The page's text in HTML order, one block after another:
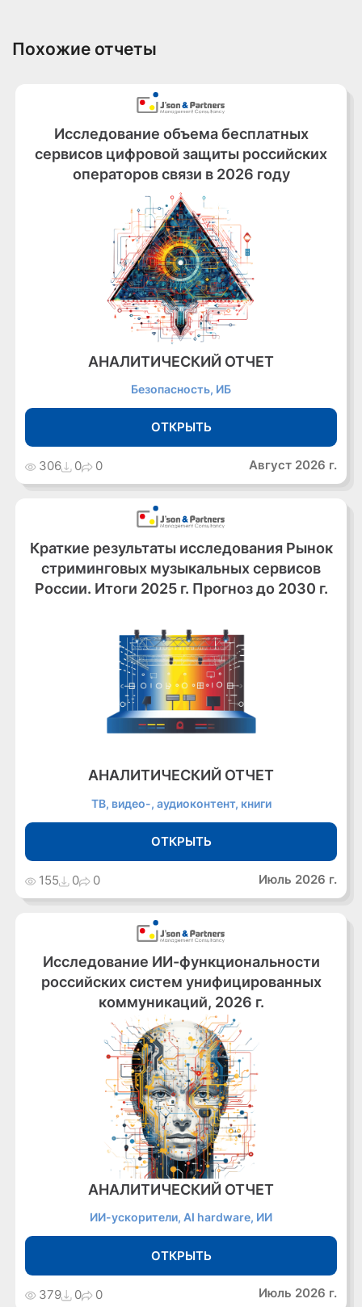
Похожие отчеты
Исследование объема бесплатных
сервисов цифровой защиты российских
операторов связи в 2026 году
АНАЛИТИЧЕСКИЙ ОТЧЕТ
Безопасность, ИБ
ОТКРЫТЬ
306 0 0 Август 2026 г.
Краткие результаты исследования Рынок
стриминговых музыкальных сервисов
России. Итоги 2025 г. Прогноз до 2030 г.
АНАЛИТИЧЕСКИЙ ОТЧЕТ
ТВ, видео-, аудиоконтент, книги
ОТКРЫТЬ
155 0 0 Июль 2026 г.
Исследование ИИ-функциональности
российских систем унифицированных
коммуникаций, 2026 г.
АНАЛИТИЧЕСКИЙ ОТЧЕТ
ИИ-ускорители, AI hardware, ИИ
ОТКРЫТЬ
379 0 0 Июль 2026 г.